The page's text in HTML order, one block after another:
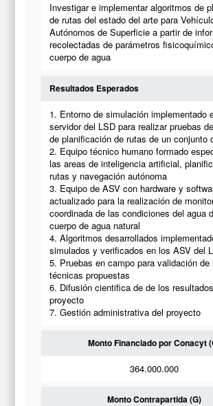
Investigar e implementar algoritmos de
de rutas del estado del arte para
Autónomos de Superficie a partir de
recolectadas de parámetros
cuerpo de agua
Resultados Esperados
1. Entorno de simulación implementado
servidor del LSD para realizar pruebas
de planificación de rutas de un conjunto
2. Equipo técnico humano formado
las areas de inteligencia artificial,
rutas y navegación autónoma
3. Equipo de ASV con hardware y
actualizado para la realización de
coordinada de las condiciones del agua
cuerpo de agua natural
4. Algoritmos desarrollados
simulados y verificados en los ASV del
5. Pruebas en campo para validación de
técnicas propuestas
6. Difusión cientifica de de los
proyecto
7. Gestión administrativa del proyecto
Monto Financiado por Conacyt
364.000.000
Monto Contrapartida (G)